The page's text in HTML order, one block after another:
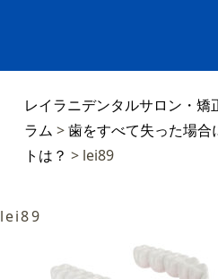
レイラニデンタルサロン・矯
ラム >歯をすべて失った場合
トは？ > lei89
lei89